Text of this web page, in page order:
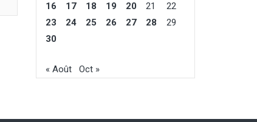
16
17 18 19 20 21
22
23
24 25 26 27 28
29
30
« Août Oct »